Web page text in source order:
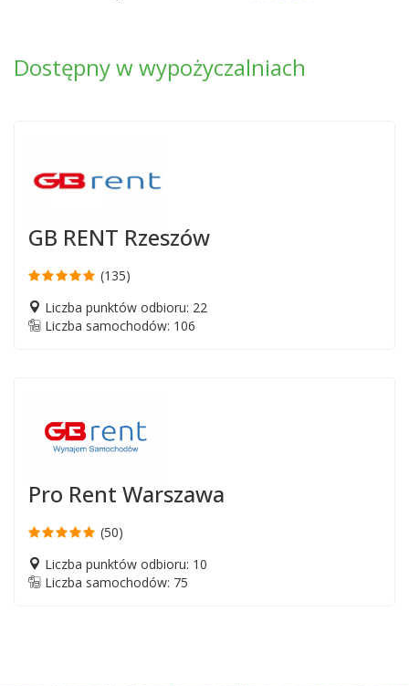
Dostępny w wypożyczalniach
GB RENT Rzeszów
(135)
Liczba punktów odbioru: 22
Liczba samochodów: 106
Pro Rent Warszawa
(50)
Liczba punktów odbioru: 10
Liczba samochodów: 75